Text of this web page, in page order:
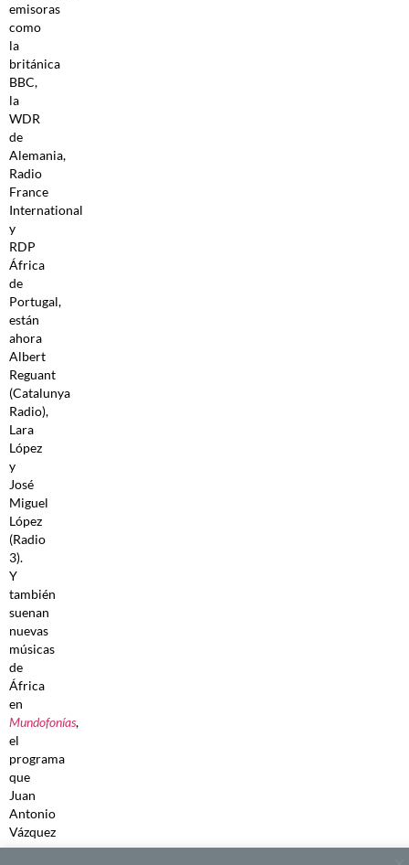
emisoras
como
la
británica
BBC,
la
WDR
de
Alemania,
Radio
France
International
y
RDP
África
de
Portugal,
están
ahora
Albert
Reguant
(Catalunya
Radio),
Lara
López
y
José
Miguel
López
(Radio
3).
Y
también
suenan
nuevas
músicas
de
África
en
Mundofonías,
el
programa
que
Juan
Antonio
Vázquez
y